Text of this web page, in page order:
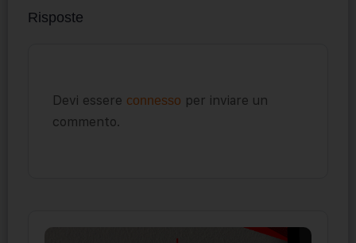
Risposte
Devi essere connesso per inviare un
commento.